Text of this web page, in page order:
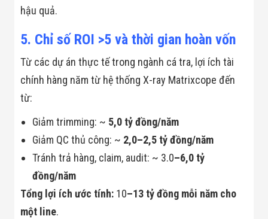
hậu quả.
5. Chỉ số ROI >5 và thời gian hoàn vốn
Từ các dự án thực tế trong ngành cá tra, lợi ích tài
chính hàng năm từ hệ thống X-ray Matrixcope đến
từ:
Giảm trimming: ~ 5,0 tỷ đồng/năm
Giảm QC thủ công: ~ 2,0–2,5 tỷ đồng/năm
Tránh trả hàng, claim, audit: ~ 3.0–6,0 tỷ
đồng/năm
Tổng lợi ích ước tính: 10–13 tỷ đồng mỗi năm cho
một line.